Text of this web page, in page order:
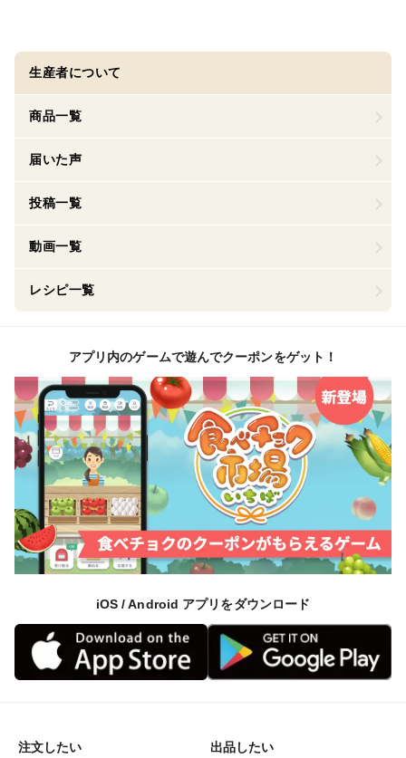
生産者について
商品一覧
届いた声
投稿一覧
動画一覧
レシピ一覧
アプリ内のゲームで遊んでクーポンをゲット！
iOS / Android アプリをダウンロード
注文したい 出品したい